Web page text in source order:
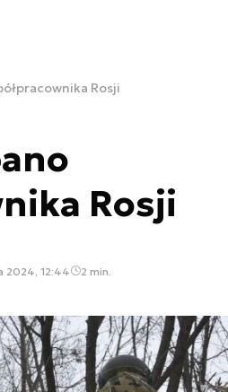
Rosji
Rosji
2024, 12:44 2 min.